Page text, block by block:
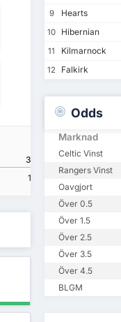
3
1
31/8/2025
Rangers
Celtic
9
Hearts
10
Hibernian
11
Kilmarnock
12
Falkirk
Odds
Marknad
Celtic Vinst
Rangers Vinst
Oavgjort
Över 0.5
Över 1.5
Över 2.5
Över 3.5
Över 4.5
BLGM